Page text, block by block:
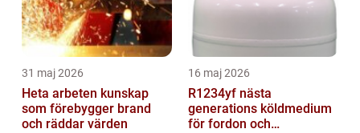
31 maj 2026
Heta arbeten kunskap
som förebygger brand
och räddar värden
16 maj 2026
R1234yf nästa
generations köldmedium
för fordon och